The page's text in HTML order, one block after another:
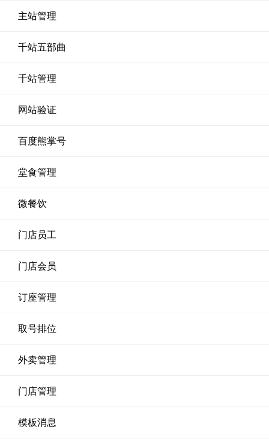
主站管理
千站五部曲
千站管理
网站验证
百度熊掌号
堂食管理
微餐饮
门店员工
门店会员
订座管理
取号排位
外卖管理
门店管理
模板消息